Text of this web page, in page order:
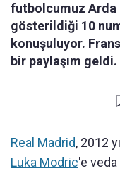
futbolcumuz Arda
gösterildiği 10
konuşuluyor.
bir paylaşım geldi.
Real Madrid, 2012
Luka Modric'e